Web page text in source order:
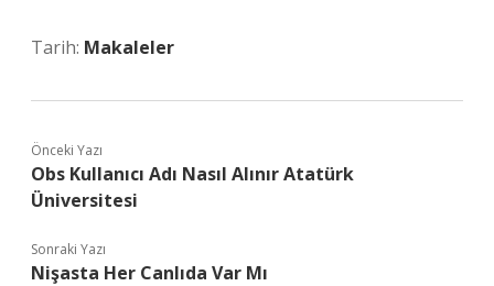
Tarih: Makaleler
Önceki Yazı
Obs Kullanıcı Adı Nasıl Alınır Atatürk
Üniversitesi
Sonraki Yazı
Nişasta Her Canlıda Var Mı